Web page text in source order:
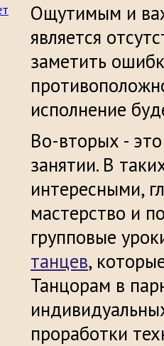
Ощутимым и
является
заметить
исполнение
Во-вторых -
занятии. В
интересными,
мастерство и
групповые
танцев,
Танцорам в
проработки